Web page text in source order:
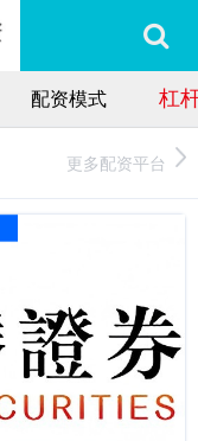
配资模式 杠
更多配资平台